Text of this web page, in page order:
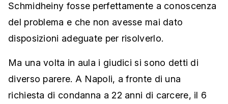
Schmidheiny fosse perfettamente a conoscenza
del problema e che non avesse mai dato
disposizioni adeguate per risolverlo.
Ma una volta in aula i giudici si sono detti di
diverso parere. A Napoli, a fronte di una
richiesta di condanna a 22 anni di carcere, il 6